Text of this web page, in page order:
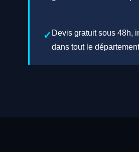
Devis gratuit sous 48h,
dans tout le